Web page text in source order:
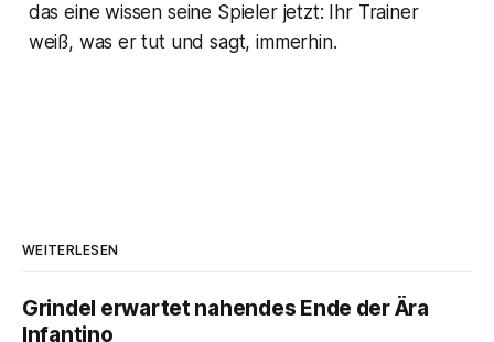
das eine wissen seine Spieler jetzt: Ihr Trainer
weiß, was er tut und sagt, immerhin.
WEITERLESEN
Grindel erwartet nahendes Ende der Ära
Infantino